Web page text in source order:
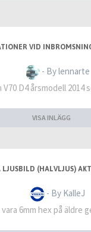
VID
- By lennarte
V70 D4 årsmodell
VISA INLÄGG
(HALVLJUS)
- By KalleJ
vara 6mm hex på äldre